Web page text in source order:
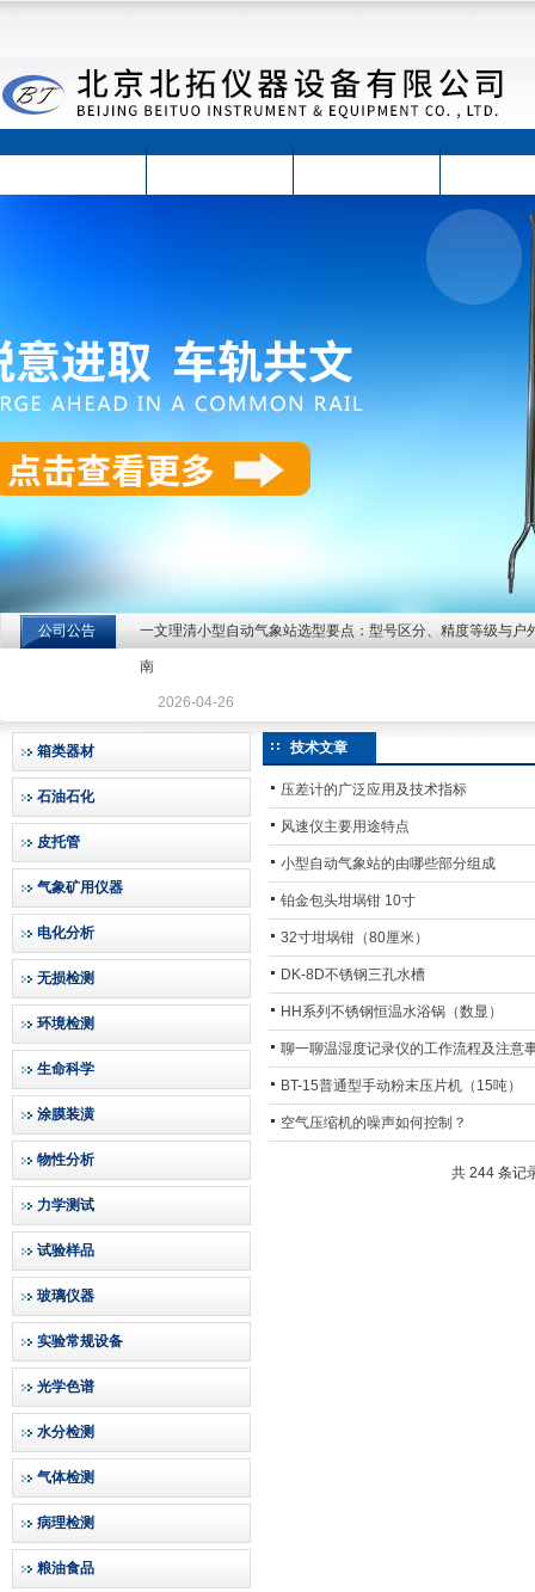
北京北拓仪器设备有限公司
公司公告 一文理清小型自动气象站选型要点：型号区分、精度等级与户
南
2026-04-26
箱类器材
石油石化
皮托管
气象矿用仪器
电化分析
无损检测
环境检测
生命科学
涂膜装潢
物性分析
力学测试
试验样品
玻璃仪器
实验常规设备
光学色谱
水分检测
气体检测
病理检测
粮油食品
技术文章
压差计的广泛应用及技术指标
风速仪主要用途特点
小型自动气象站的由哪些部分组成
铂金包头坩埚钳 10寸
32寸坩埚钳（80厘米）
DK-8D不锈钢三孔水槽
HH系列不锈钢恒温水浴锅（数显）
聊一聊温湿度记录仪的工作流程及注意
BT-15普通型手动粉末压片机（15吨）
空气压缩机的噪声如何控制？
共 244 条记